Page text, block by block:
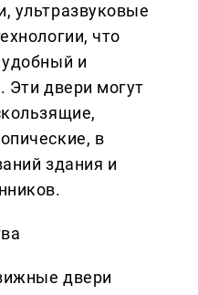
ультразвуковые
что
удобный и
Эти двери могут
в
здания и
двери